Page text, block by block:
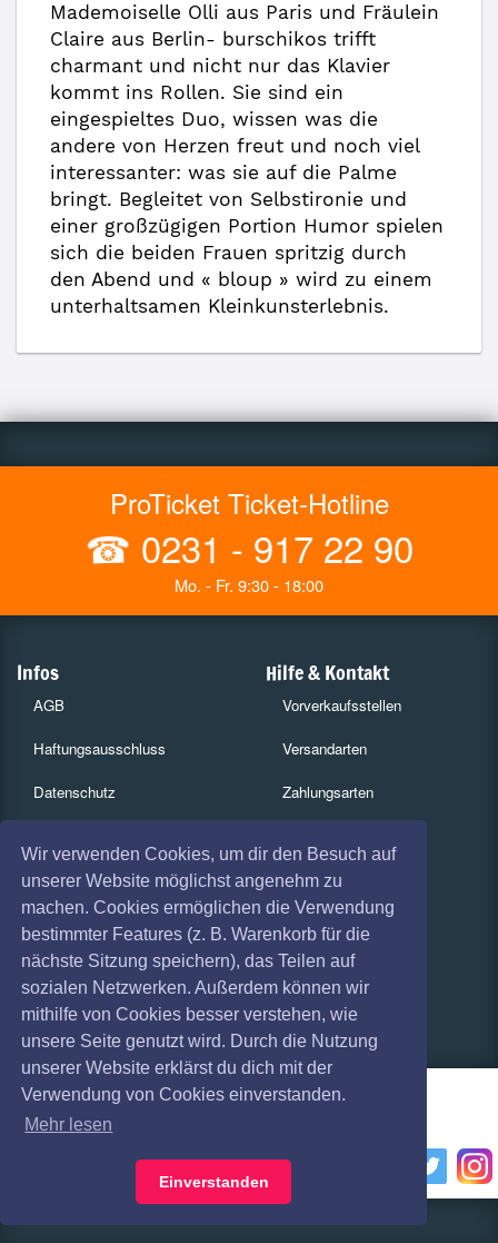
Wir verwenden Cookies, um dir den Besuch auf
unserer Website möglichst angenehm zu
machen. Cookies ermöglichen die Verwendung
bestimmter Features (z. B. Warenkorb für die
nächste Sitzung speichern), das Teilen auf
sozialen Netzwerken. Außerdem können wir
mithilfe von Cookies besser verstehen, wie
unsere Seite genutzt wird. Durch die Nutzung
unserer Website erklärst du dich mit der
Verwendung von Cookies einverstanden.
Mehr lesen
Einverstanden
Mademoiselle Olli aus Paris und Fräulein
Claire aus Berlin- burschikos trifft
charmant und nicht nur das Klavier
kommt ins Rollen. Sie sind ein
eingespieltes Duo, wissen was die
andere von Herzen freut und noch viel
interessanter: was sie auf die Palme
bringt. Begleitet von Selbstironie und
einer großzügigen Portion Humor spielen
sich die beiden Frauen spritzig durch
den Abend und « bloup » wird zu einem
unterhaltsamen Kleinkunsterlebnis.
ProTicket Ticket-Hotline
☎ 0231 - 917 22 90
Mo. - Fr. 9:30 - 18:00
Infos
AGB
Haftungsausschluss
Datenschutz
Impressum
Absagen
Coronavirus (COVID 19)
Hilfe & Kontakt
Vorverkaufsstellen
Versandarten
Zahlungsarten
Services
Gutscheine
Geschäftskunden
Kartenrückgabe
Besucherregistrierung